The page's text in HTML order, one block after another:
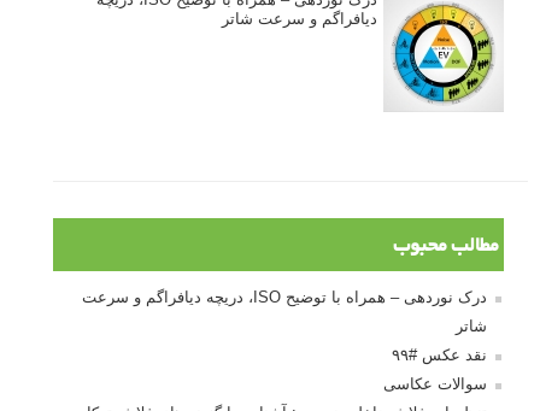
دیافراگم و سرعت شاتر
مطالب محبوب
درک نوردهی – همراه با توضیح ISO، دریچه دیافراگم و سرعت
شاتر
نقد عکس #۹۹
سوالات عکاسی